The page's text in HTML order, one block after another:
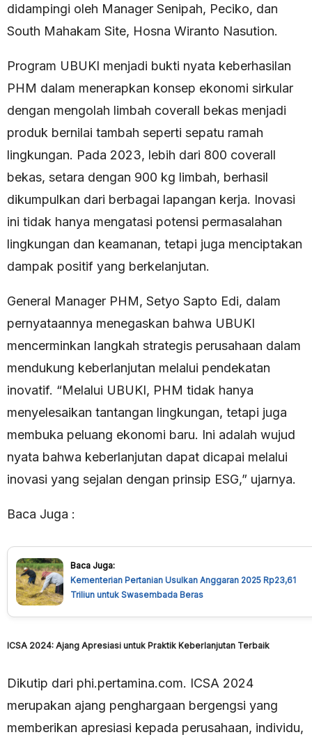
didampingi oleh Manager Senipah, Peciko, dan
South Mahakam Site, Hosna Wiranto Nasution.
Program UBUKI menjadi bukti nyata keberhasilan
PHM dalam menerapkan konsep ekonomi sirkular
dengan mengolah limbah coverall bekas menjadi
produk bernilai tambah seperti sepatu ramah
lingkungan. Pada 2023, lebih dari 800 coverall
bekas, setara dengan 900 kg limbah, berhasil
dikumpulkan dari berbagai lapangan kerja. Inovasi
ini tidak hanya mengatasi potensi permasalahan
lingkungan dan keamanan, tetapi juga menciptakan
dampak positif yang berkelanjutan.
General Manager PHM, Setyo Sapto Edi, dalam
pernyataannya menegaskan bahwa UBUKI
mencerminkan langkah strategis perusahaan dalam
mendukung keberlanjutan melalui pendekatan
inovatif. “Melalui UBUKI, PHM tidak hanya
menyelesaikan tantangan lingkungan, tetapi juga
membuka peluang ekonomi baru. Ini adalah wujud
nyata bahwa keberlanjutan dapat dicapai melalui
inovasi yang sejalan dengan prinsip ESG,” ujarnya.
Baca Juga :
Baca Juga:
Kementerian Pertanian Usulkan Anggaran 2025 Rp23,61
Triliun untuk Swasembada Beras
ICSA 2024: Ajang Apresiasi untuk Praktik Keberlanjutan Terbaik
Dikutip dari phi.pertamina.com. ICSA 2024
merupakan ajang penghargaan bergengsi yang
memberikan apresiasi kepada perusahaan, individu,